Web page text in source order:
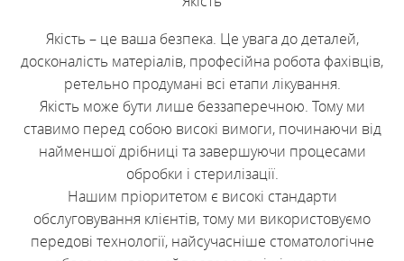
Якість – це ваша безпека. Це увага до деталей,
досконалість матеріалів, професійна робота фахівців,
ретельно продумані всі етапи лікування.
Якість може бути лише беззаперечною. Тому ми
ставимо перед собою високі вимоги, починаючи від
найменшої дрібниці та завершуючи процесами
обробки і стерилізації.
Нашим пріоритетом є високі стандарти
обслуговування клієнтів, тому ми використовуємо
передові технології, найсучасніше стоматологічне